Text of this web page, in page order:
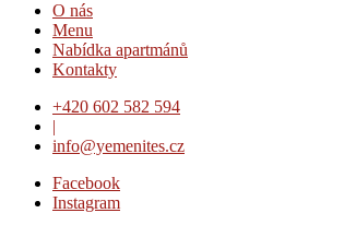
O nás
Menu
Nabídka apartmánů
Kontakty
+420 602 582 594
|
info@yemenites.cz
Facebook
Instagram